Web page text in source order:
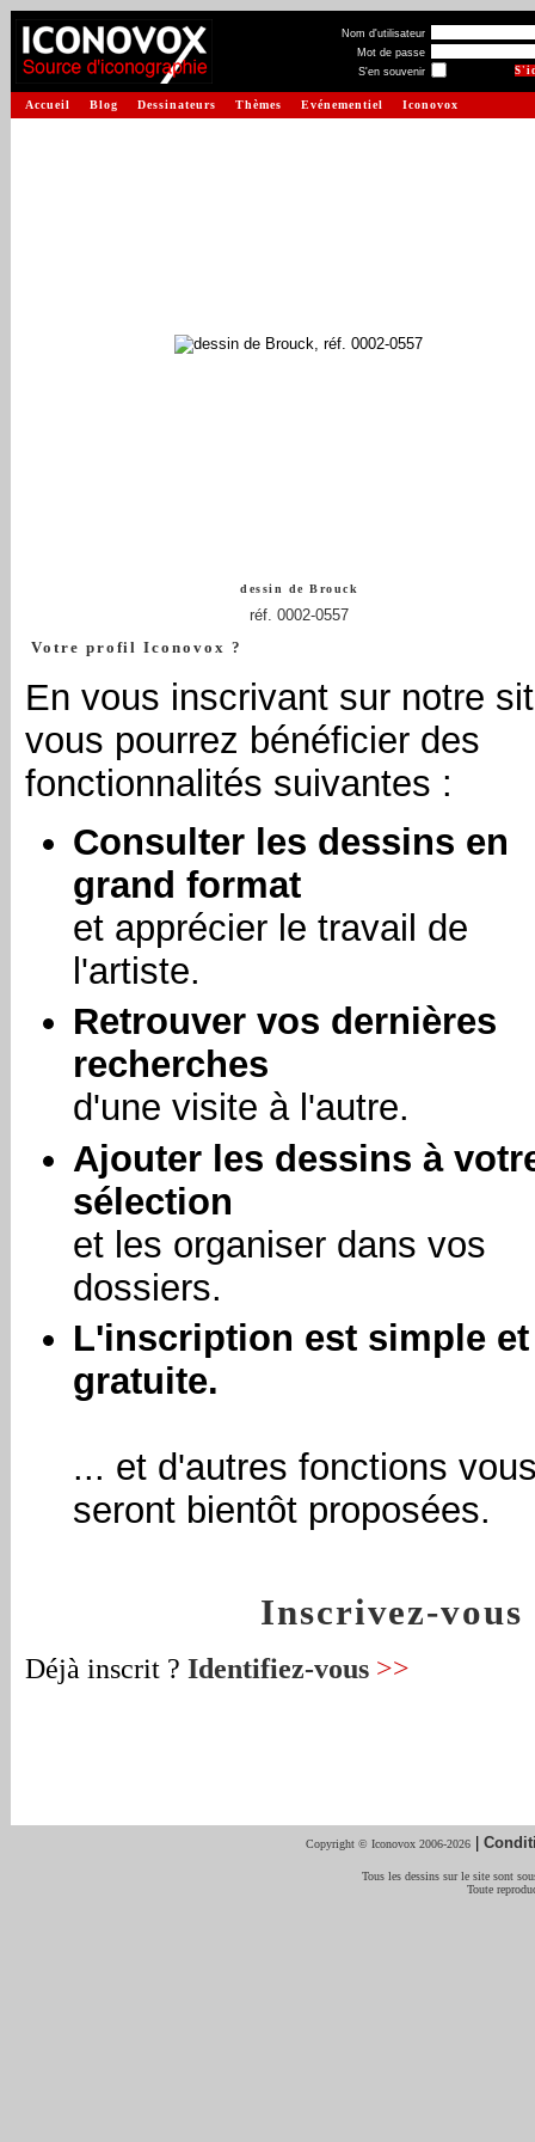
Nom d'utilisateur
Mot de passe
S'en souvenir
Accueil Blog Dessinateurs Thèmes Evénementiel Iconovox
dessin de Brouck
réf. 0002-0557
Votre profil Iconovox ?
En vous inscrivant sur notre
vous pourrez bénéficier des
fonctionnalités suivantes :
Consulter les dessins en
grand format
et apprécier le travail de
l'artiste.
Retrouver vos dernières
recherches
d'une visite à l'autre.
Ajouter les dessins à
sélection
et les organiser dans vos
dossiers.
L'inscription est simple et
gratuite.
... et d'autres fonctions
seront bientôt proposées.
Inscrivez-vous
Déjà inscrit ? Identifiez-vous >>
Copyright © Iconovox 2006-2026 |
Tous les dessins sur le site sont
Toute